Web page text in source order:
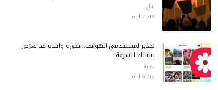
لبنان
منذ 7 أيام
تحذير لمستخدمي الهواتف.. صورة واحدة قد تعرّض
بياناتك للسرقة
تقنية
منذ 6 أيام